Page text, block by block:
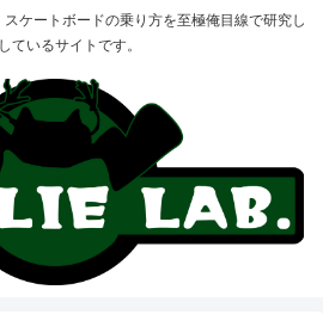
ケートボードの乗り方を至極俺目線で研究し
ているサイトです。